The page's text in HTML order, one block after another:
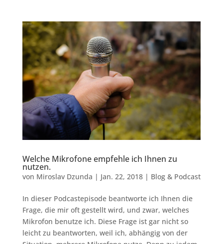
Welche Mikrofone empfehle ich Ihnen zu
nutzen.
von Miroslav Dzunda | Jan. 22, 2018| Blog & Podcast
In dieser Podcastepisode beantworte ich Ihnen die
Frage, die mir oft gestellt wird, und zwar, welches
Mikrofon benutze ich. Diese Frage ist gar nicht so
leicht zu beantworten, weil ich, abhängig von der